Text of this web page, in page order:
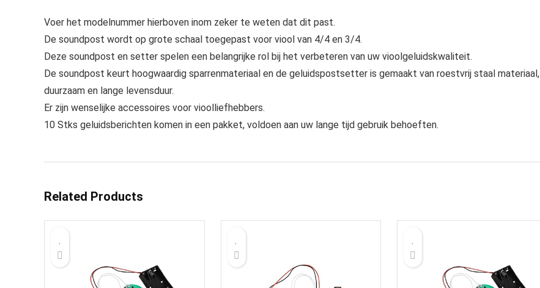
Voer het modelnummer hierboven inom zeker te weten dat dit past.
De soundpost wordt op grote schaal toegepast voor viool van 4/4 en 3/4.
Deze soundpost en setter spelen een belangrijke rol bij het verbeteren van uw vioolgeluidskwaliteit.
De soundpost keurt hoogwaardig sparrenmateriaal en de geluidspostsetter is gemaakt van roestvrij staal materiaal,
duurzaam en lange levensduur.
Er zijn wenselijke accessoires voor vioolliefhebbers.
10 Stks geluidsberichten komen in een pakket, voldoen aan uw lange tijd gebruik behoeften.
Related Products